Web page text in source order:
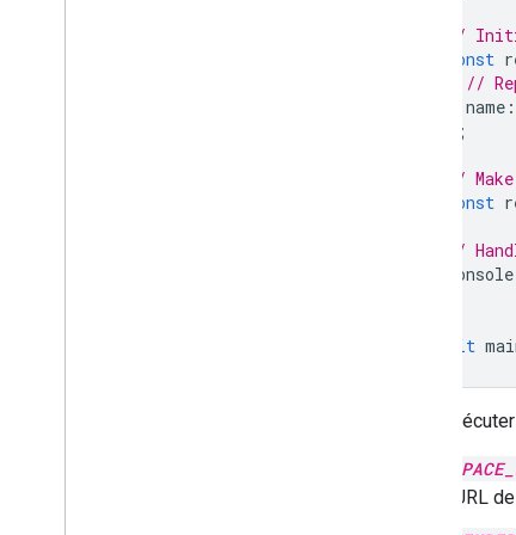
//
const
//
name :
};
//
const
//
console
await
Pour
l'URL